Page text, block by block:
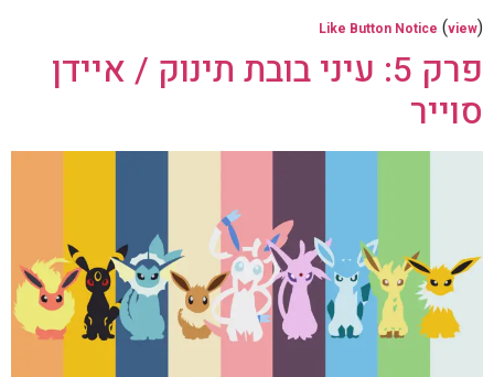
Like Button Notice (view)
פרק 5: עיני בובת תינוק / איידן
סוייר